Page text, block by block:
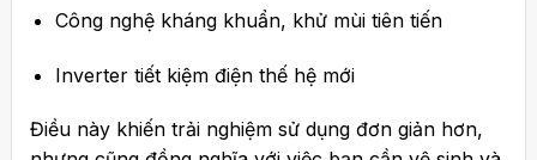
Công nghệ kháng khuẩn, khử mùi tiên tiến
Inverter tiết kiệm điện thế hệ mới
Điều này khiến trải nghiệm sử dụng đơn giản hơn,